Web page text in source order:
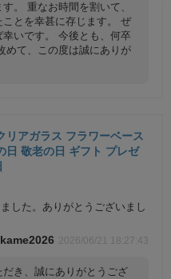
。 重なお時間を割いて、
とを幸甚に存じます。 ぜ
いです。 今後とも、何卒
めて、この度は誠にありが
リアガラス フラワーベース
日 敬老の日 ギフト プレゼ
した。ありがとうございまし
2026/06/21 18:27:43
き、誠にありがとうござ